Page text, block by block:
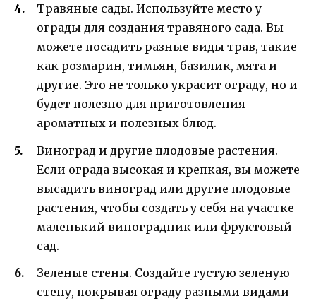
Травяные сады. Используйте место у
ограды для создания травяного сада. Вы
можете посадить разные виды трав, такие
как розмарин, тимьян, базилик, мята и
другие. Это не только украсит ограду, но и
будет полезно для приготовления
ароматных и полезных блюд.
Виноград и другие плодовые растения.
Если ограда высокая и крепкая, вы можете
высадить виноград или другие плодовые
растения, чтобы создать у себя на участке
маленький виноградник или фруктовый
сад.
Зеленые стены. Создайте густую зеленую
стену, покрывая ограду разными видами